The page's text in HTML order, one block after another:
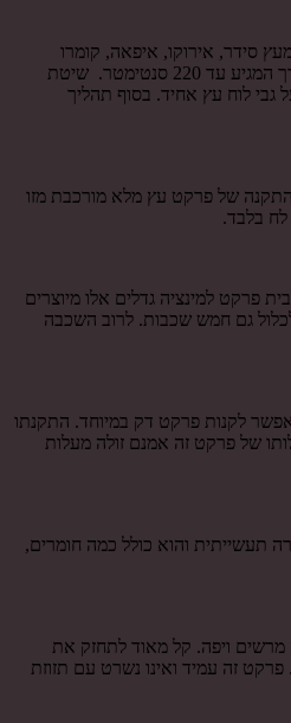
סידר, אירוקו, איפאה, קומרו
וג'טובה. רוב הפרקט למינציה גדלים מסוג פרקט אשר עשוי עץ מלא מיוצרים מ לוחות עץ בטווח המידות של עובי 10 מילימטר ועד 21 מילימטר, רוחב של 9 סנטימטר ועד 18 סנטימטר ואורך המגיע עד 220 סנטימטר. שיטת
לוח עץ אחיד. בסוף תהליך
התקנה של פרקט עץ מלא מורכבת מזו
בלבד.
פרקט למינציה גדלים אלו מיוצרים
גם חמש שכבות. לרוב השכבה
לקנות פרקט דק במיוחד. התקנתו
של פרקט זה אמנם זולה מעלות
תעשייתית והוא כולל כמה חומרים,
מרשים ויפה. קל מאוד לתחזק את
זה עמיד ואינו נשרט עם תזוזת